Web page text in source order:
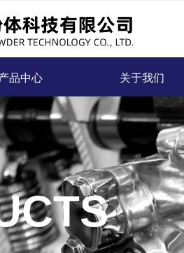
品中心 关于我们